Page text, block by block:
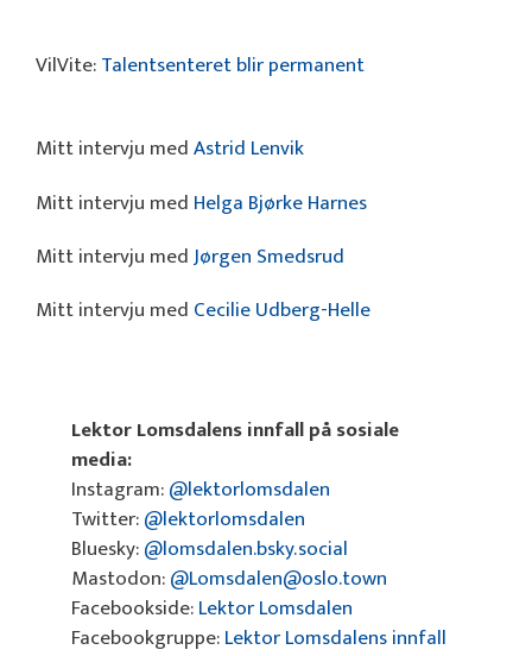
VilVite:Talentsenteret blir permanent
Mitt intervju medAstrid Lenvik
Mitt intervju med Helga Bjørke Harnes
Mitt intervju medJørgen Smedsrud
Mitt intervju med Cecilie Udberg-Helle
Lektor Lomsdalens innfall på sosiale
media:
Instagram:@lektorlomsdalen
Twitter:@lektorlomsdalen
Bluesky:@lomsdalen.bsky.social
Mastodon:@Lomsdalen@oslo.town
Facebookside:Lektor Lomsdalen
Facebookgruppe:Lektor Lomsdalens innfall